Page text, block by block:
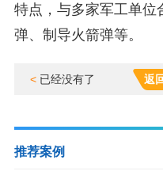
特点，与多家军工单位
弹、制导火箭弹等。
<已经没有了 返
推荐案例